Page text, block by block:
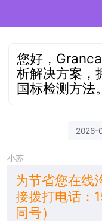
您好，
析解决方案，
国标检测方法。
2026-
小苏
为节省您在线
接拨打电话
同号）